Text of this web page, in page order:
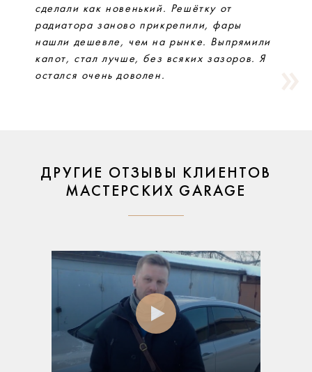
сделали как новенький. Решётку от
радиатора заново прикрепили, фары
нашли дешевле, чем на рынке. Выпрямили
капот, стал лучше, без всяких зазоров. Я
остался очень доволен.
ДРУГИЕ ОТЗЫВЫ КЛИЕНТОВ
МАСТЕРСКИХ GARAGE